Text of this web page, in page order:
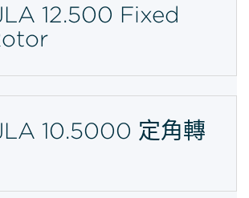
12.500 Fixed
10.5000 定角轉